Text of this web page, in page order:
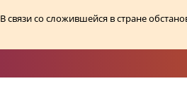
В связи со сложившейся в стране